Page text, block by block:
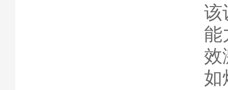
该
能
效
如